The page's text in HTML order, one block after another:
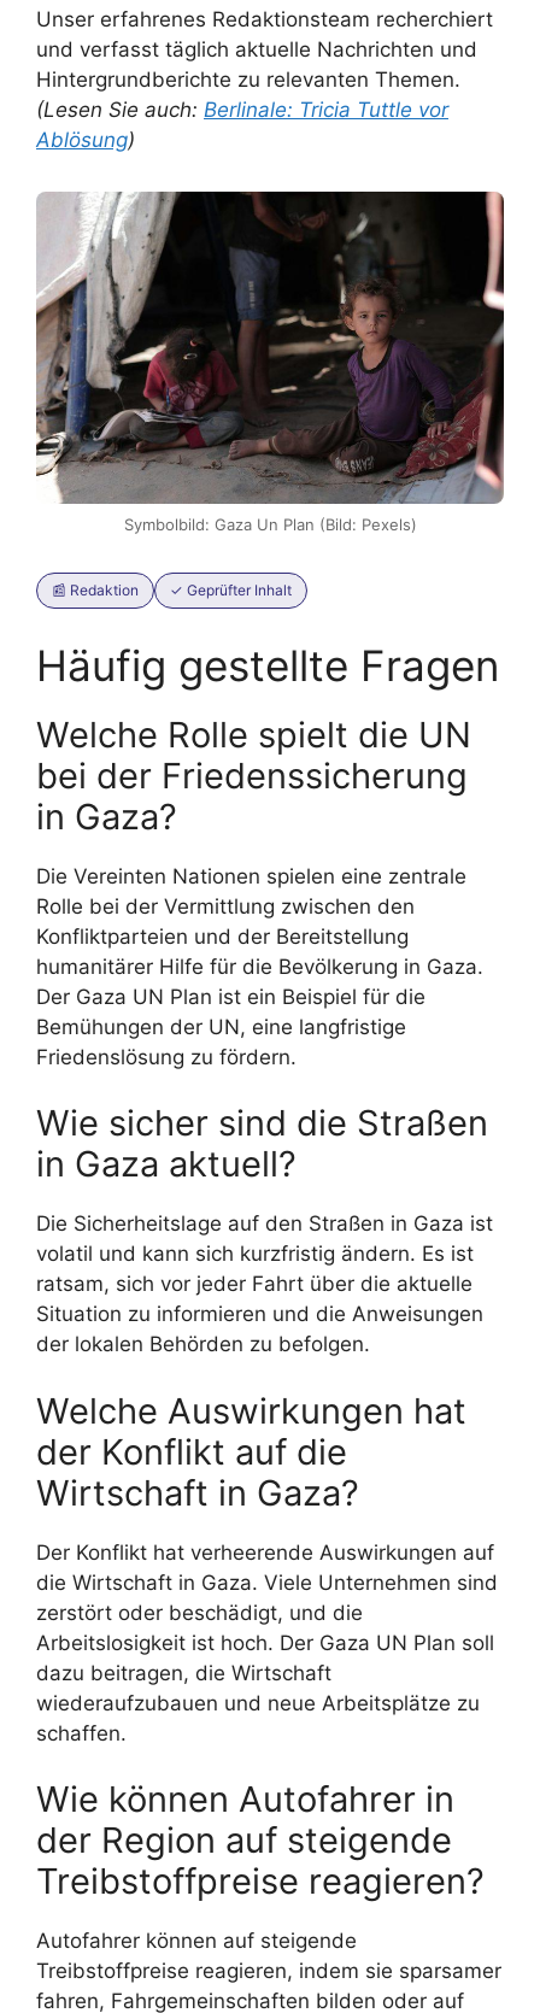
Unser erfahrenes Redaktionsteam recherchiert
und verfasst täglich aktuelle Nachrichten und
Hintergrundberichte zu relevanten Themen.
(Lesen Sie auch: Berlinale: Tricia Tuttle vor
Ablösung)
Symbolbild: Gaza Un Plan (Bild: Pexels)
📰 Redaktion ✓ Geprüfter Inhalt
Häufig gestellte Fragen
Welche Rolle spielt die UN
bei der Friedenssicherung
in Gaza?
Die Vereinten Nationen spielen eine zentrale
Rolle bei der Vermittlung zwischen den
Konfliktparteien und der Bereitstellung
humanitärer Hilfe für die Bevölkerung in Gaza.
Der Gaza UN Plan ist ein Beispiel für die
Bemühungen der UN, eine langfristige
Friedenslösung zu fördern.
Wie sicher sind die Straßen
in Gaza aktuell?
Die Sicherheitslage auf den Straßen in Gaza ist
volatil und kann sich kurzfristig ändern. Es ist
ratsam, sich vor jeder Fahrt über die aktuelle
Situation zu informieren und die Anweisungen
der lokalen Behörden zu befolgen.
Welche Auswirkungen hat
der Konflikt auf die
Wirtschaft in Gaza?
Der Konflikt hat verheerende Auswirkungen auf
die Wirtschaft in Gaza. Viele Unternehmen sind
zerstört oder beschädigt, und die
Arbeitslosigkeit ist hoch. Der Gaza UN Plan soll
dazu beitragen, die Wirtschaft
wiederaufzubauen und neue Arbeitsplätze zu
schaffen.
Wie können Autofahrer in
der Region auf steigende
Treibstoffpreise reagieren?
Autofahrer können auf steigende
Treibstoffpreise reagieren, indem sie sparsamer
fahren, Fahrgemeinschaften bilden oder auf